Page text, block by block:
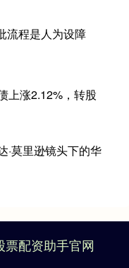
流程是人为设障
上涨2.12%，转股
·莫里逊镜头下的华
票配资助手官网